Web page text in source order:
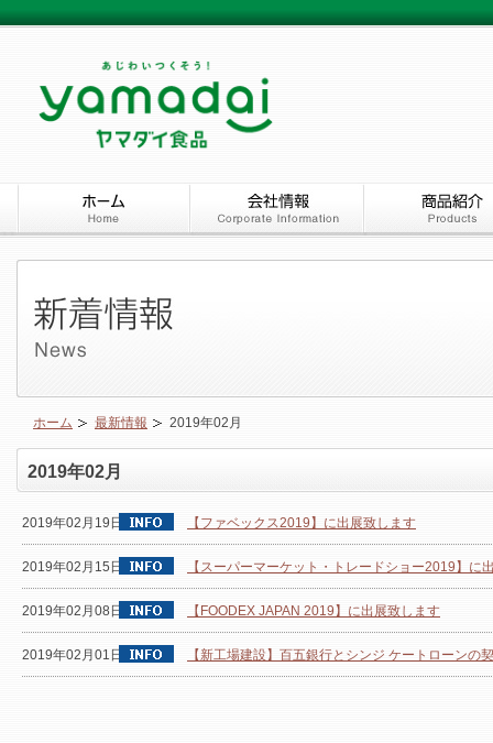
ホーム 最新情報 2019年02月
2019年02月
2019年02月19日 【ファベックス2019】に出展致します
2019年02月15日 【スーパーマーケット・トレードショー2019】に
2019年02月08日 【FOODEX JAPAN 2019】に出展致します
2019年02月01日 【新工場建設】百五銀行とシンジ ケートローンの